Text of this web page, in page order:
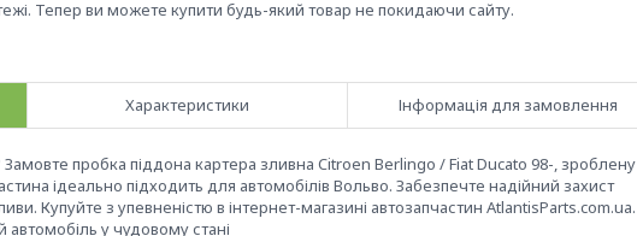
Тепер ви можете купити будь-який товар не покидаючи сайту.
Характеристики Інформація для замовлення
Замовте пробка піддона картера зливна Citroen Berlingo / Fiat Ducato 98-, зроблену
ідеально підходить для автомобілів Вольво. Забезпечте надійний захист
Купуйте з упевненістю в інтернет-магазині автозапчастин AtlantisParts.com.ua.
автомобіль у чудовому стані